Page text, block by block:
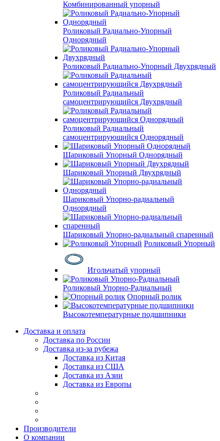
Комбинированный упорный
Роликовый Радиально-Упорный
Однорядный
Роликовый Радиально-Упорный Двухрядный
Роликовый Радиальный
самоцентрирующийся Двухрядный
Роликовый Радиальный
самоцентрирующийся Однорядный
Шариковый Упорный Однорядный
Шариковый Упорный Двухрядный
Шариковый Упорно-радиальный
Однорядный
Шариковый Упорно-радиальный спаренный
Роликовый Упорный
Игольчатый упорный
Роликовый Упорно-Радиальный
Опорный ролик
Высокотемпературные подшипники
Доставка и оплата
Доставка по России
Доставка из-за рубежа
Доставка из Китая
Доставка из США
Доставка из Азии
Доставка из Европы
Производители
О компании